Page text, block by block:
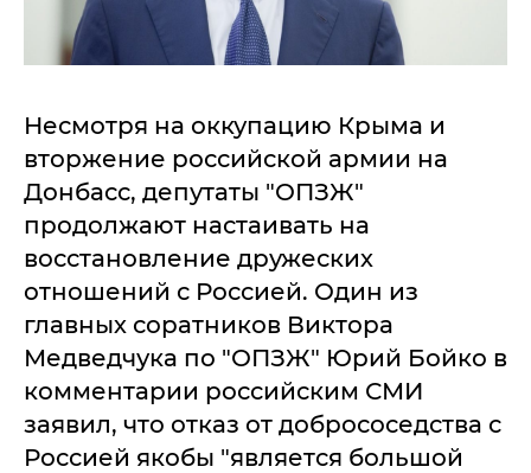
Несмотря на оккупацию Крыма и
вторжение российской армии на
Донбасс, депутаты "ОПЗЖ"
продолжают настаивать на
восстановление дружеских
отношений с Россией. Один из
главных соратников Виктора
Медведчука по "ОПЗЖ" Юрий Бойко в
комментарии российским СМИ
заявил, что отказ от добрососедства с
Россией якобы "является большой